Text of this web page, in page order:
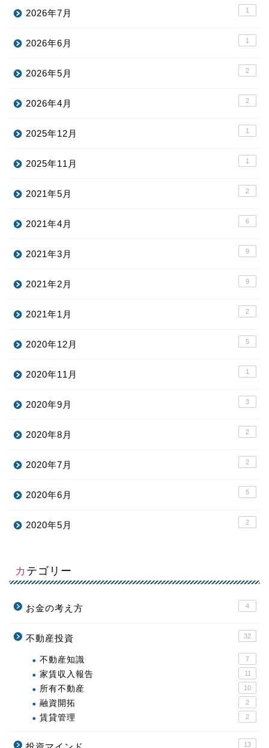
2026年7月 1
2026年6月 1
2026年5月 2
2026年4月 2
2025年12月 1
2025年11月 1
2021年5月 2
2021年4月 6
2021年3月 9
2021年2月 9
2021年1月 2
2020年12月 5
2020年11月 1
2020年9月 3
2020年8月 2
2020年7月 2
2020年6月 5
2020年5月 2
カテゴリー
お金の考え方 4
不動産投資 32
不動産知識 7
家賃収入報告 11
所有不動産 10
融資開拓 2
賃貸管理 2
13